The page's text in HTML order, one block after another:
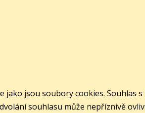
jsou soubory cookies. Souhlas
souhlasu může nepříznivě